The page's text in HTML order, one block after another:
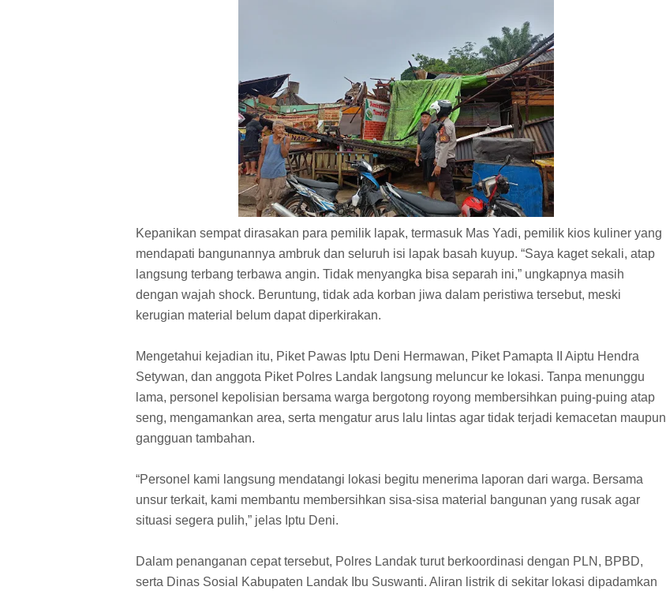
Kepanikan sempat dirasakan para pemilik lapak, termasuk Mas Yadi, pemilik kios kuliner yang
mendapati bangunannya ambruk dan seluruh isi lapak basah kuyup. “Saya kaget sekali, atap
langsung terbang terbawa angin. Tidak menyangka bisa separah ini,” ungkapnya masih
dengan wajah shock. Beruntung, tidak ada korban jiwa dalam peristiwa tersebut, meski
kerugian material belum dapat diperkirakan.
Mengetahui kejadian itu, Piket Pawas Iptu Deni Hermawan, Piket Pamapta II Aiptu Hendra
Setywan, dan anggota Piket Polres Landak langsung meluncur ke lokasi. Tanpa menunggu
lama, personel kepolisian bersama warga bergotong royong membersihkan puing-puing atap
seng, mengamankan area, serta mengatur arus lalu lintas agar tidak terjadi kemacetan maupun
gangguan tambahan.
“Personel kami langsung mendatangi lokasi begitu menerima laporan dari warga. Bersama
unsur terkait, kami membantu membersihkan sisa-sisa material bangunan yang rusak agar
situasi segera pulih,” jelas Iptu Deni.
Dalam penanganan cepat tersebut, Polres Landak turut berkoordinasi dengan PLN, BPBD,
serta Dinas Sosial Kabupaten Landak Ibu Suswanti. Aliran listrik di sekitar lokasi dipadamkan